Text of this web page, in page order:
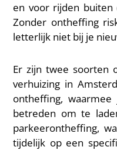
en voor rijden buiten
Zonder ontheffing
letterlijk niet bij je
Er zijn twee soorten
verhuizing in
ontheffing,
betreden om te
parkeerontheffing,
tijdelijk op een